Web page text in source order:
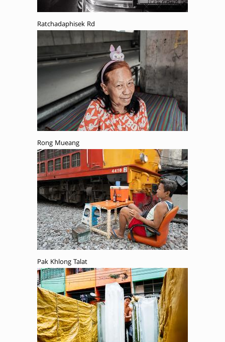
Ratchadaphisek Rd
Rong Mueang
Pak Khlong Talat